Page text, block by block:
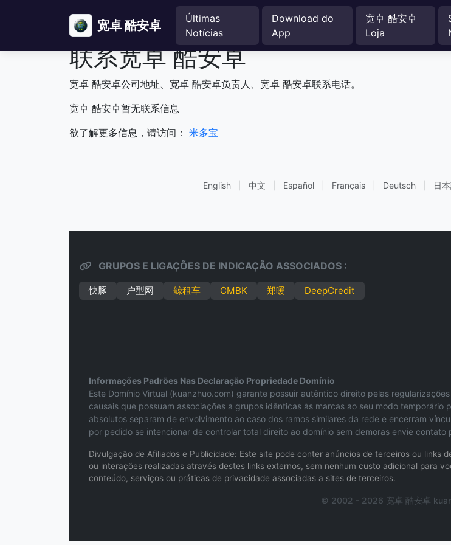
宽卓 酷安卓
Últimas
Notícias
Download do
App
宽卓 酷安卓
Loja
联系宽卓 酷安卓
宽卓 酷安卓公司地址、宽卓 酷安卓负责人、宽卓 酷安卓联系电话。
宽卓 酷安卓暂无联系信息
欲了解更多信息，请访问： 米多宝
English 中文 Español Français Deutsch 日
GRUPOS E LIGAÇÕES DE INDICAÇÃO ASSOCIADOS :
快豚 户型网 鲸租车 CMBK 郑暖 DeepCredit
Informações Padrões Nas Declaração Propriedade Domínio
Este Domínio Virtual (kuanzhuo.com) garante possuir autêntico direito pelas
causais que possuam associações a grupos idênticas às marcas ao seu modo
absolutos separam de envolvimento ao caso dos ramos similares da rede e encerram
por pedido se intencionar de controlar total direito ao domínio sem demoras envie contato
Divulgação de Afiliados e Publicidade: Este site pode conter anúncios de terceiros ou links
ou interações realizadas através destes links externos, sem nenhum custo adicional para
conteúdo, serviços ou práticas de privacidade associadas a sites de terceiros.
© 2002 - 2026 宽卓 酷安卓